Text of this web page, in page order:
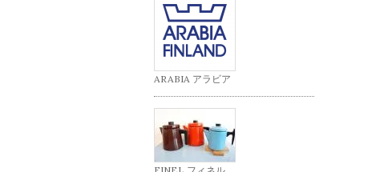
ARABIA アラビア